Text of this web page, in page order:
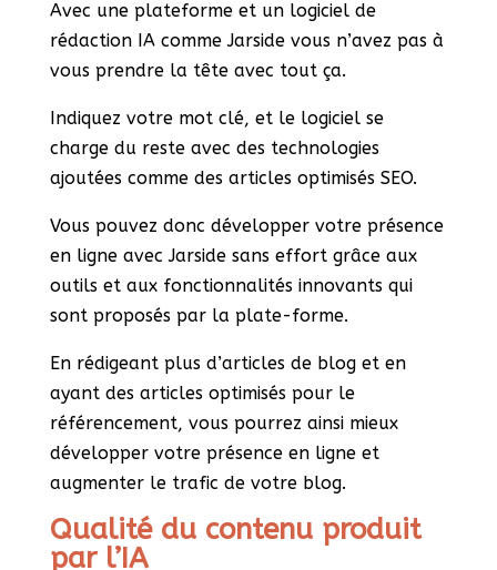
Avec une plateforme et un logiciel de
rédaction IA comme Jarside vous n’avez pas à
vous prendre la tête avec tout ça.
Indiquez votre mot clé, et le logiciel se
charge du reste avec des technologies
ajoutées comme des articles optimisés SEO.
Vous pouvez donc développer votre présence
en ligne avec Jarside sans effort grâce aux
outils et aux fonctionnalités innovants qui
sont proposés par la plate-forme.
En rédigeant plus d’articles de blog et en
ayant des articles optimisés pour le
référencement, vous pourrez ainsi mieux
développer votre présence en ligne et
augmenter le trafic de votre blog.
Qualité du contenu produit
par l’IA